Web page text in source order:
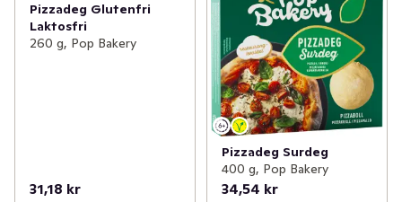
Pizzadeg Glutenfri
Laktosfri
260 g, Pop Bakery
31,18 kr
Pizzadeg Surdeg
400 g, Pop Bakery
34,54 kr